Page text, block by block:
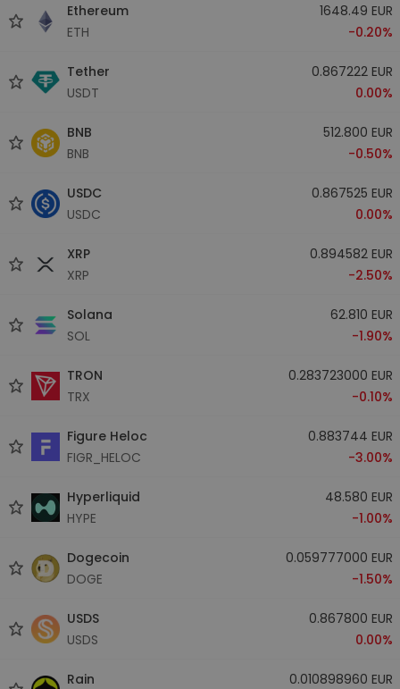
Ethereum
ETH
1648.49 EUR
-0.20%
Tether
USDT
0.867222 EUR
0.00%
BNB
BNB
512.800 EUR
-0.50%
USDC
USDC
0.867525 EUR
0.00%
XRP
XRP
0.894582 EUR
-2.50%
Solana
SOL
62.810 EUR
-1.90%
TRON
TRX
0.283723000 EUR
-0.10%
Figure Heloc
FIGR_HELOC
0.883744 EUR
-3.00%
Hyperliquid
HYPE
48.580 EUR
-1.00%
Dogecoin
DOGE
0.059777000 EUR
-1.50%
USDS
USDS
0.867800 EUR
0.00%
Rain
0.010898960 EUR